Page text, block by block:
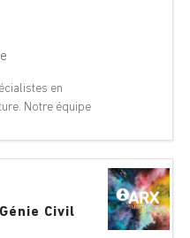
en
Notre équipe
de gestion de
les domaines
environnement,
énergie
Civil